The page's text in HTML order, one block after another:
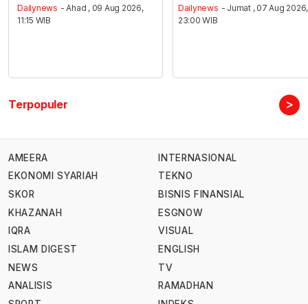
Dailynews - Ahad , 09 Aug 2026,
11:15 WIB
Dailynews - Jumat , 07 Aug 2026,
23:00 WIB
Terpopuler >
AMEERA
EKONOMI SYARIAH
SKOR
KHAZANAH
IQRA
ISLAM DIGEST
NEWS
ANALISIS
INTERNASIONAL
TEKNO
BISNIS FINANSIAL
ESGNOW
VISUAL
ENGLISH
TV
RAMADHAN